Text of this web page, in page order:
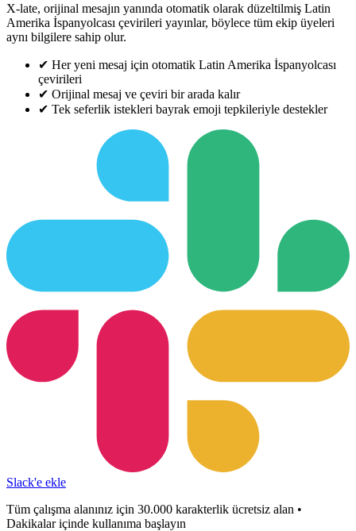
X-late, orijinal mesajın yanında otomatik olarak düzeltilmiş Latin
Amerika İspanyolcası çevirileri yayınlar, böylece tüm ekip üyeleri
aynı bilgilere sahip olur.
✔ Her yeni mesaj için otomatik Latin Amerika İspanyolcası
çevirileri
✔ Orijinal mesaj ve çeviri bir arada kalır
✔ Tek seferlik istekleri bayrak emoji tepkileriyle destekler
Slack'e ekle
Tüm çalışma alanınız için 30.000 karakterlik ücretsiz alan •
Dakikalar içinde kullanıma başlayın